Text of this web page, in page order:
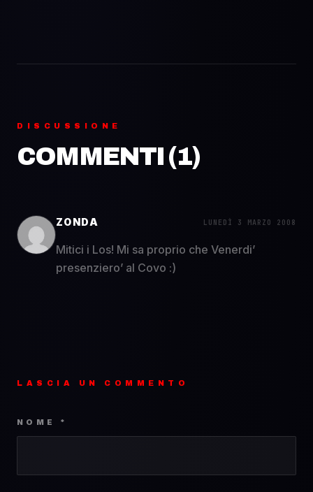
DISCUSSIONE
COMMENTI (1)
ZONDA LUNEDÌ 3 MARZO 2008
Mitici i Los! Mi sa proprio che Venerdi’
presenziero’ al Covo :)
LASCIA UN COMMENTO
NOME *